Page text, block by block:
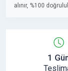
alınır, %100
1